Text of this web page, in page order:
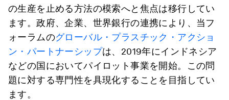
の生産を止める方法の模索へと焦点は移行してい
ます。政府、企業、世界銀行の連携により、当フ
ォーラムのグローバル・プラスチック・アクショ
ン・パートナーシップは、2019年にインドネシア
などの国においてパイロット事業を開始。この問
題に対する専門性を具現化することを目指してい
ます。